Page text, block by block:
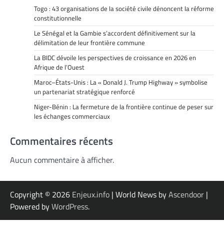
Togo : 43 organisations de la société civile dénoncent la réforme
constitutionnelle
Le Sénégal et la Gambie s’accordent définitivement sur la
délimitation de leur frontière commune
La BIDC dévoile les perspectives de croissance en 2026 en
Afrique de l’Ouest
Maroc–États-Unis : La « Donald J. Trump Highway » symbolise
un partenariat stratégique renforcé
Niger-Bénin : La fermeture de la frontière continue de peser sur
les échanges commerciaux
Commentaires récents
Aucun commentaire à afficher.
Copyright © 2026 Enjeux.info | World News byAscendoor |
Powered byWordPress.